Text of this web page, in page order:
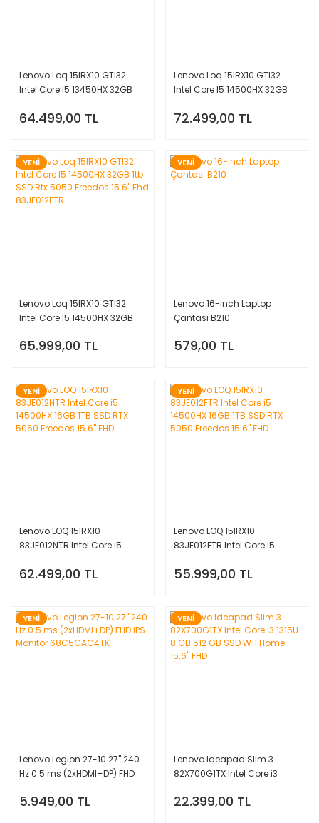
Lenovo Loq 15IRX10 GTI32
Intel Core I5 13450HX 32GB
15.6'' Fhd 83JE00XNTR
64.499,00 TL
Lenovo Loq 15IRX10 GTI32
Intel Core I5 14500HX 32GB
15.6'' Fhd 83JE012NTR
72.499,00 TL
YENİ
Lenovo Loq 15IRX10 GTI32
Intel Core I5 14500HX 32GB
15.6'' Fhd 83JE012FTR
65.999,00 TL
YENİ
Lenovo 16-inch Laptop
Çantası B210
579,00 TL
YENİ
Lenovo LOQ 15IRX10
83JE012NTR Intel Core i5
5060 Freedos 15.6'' FHD
62.499,00 TL
YENİ
Lenovo LOQ 15IRX10
83JE012FTR Intel Core i5
5050 Freedos 15.6'' FHD
55.999,00 TL
YENİ
Lenovo Legion 27-10 27'' 240
Hz 0.5 ms (2xHDMI+DP) FHD
5.949,00 TL
YENİ
Lenovo Ideapad Slim 3
82X700G1TX Intel Core i3
Home 15.6'' FHD
22.399,00 TL